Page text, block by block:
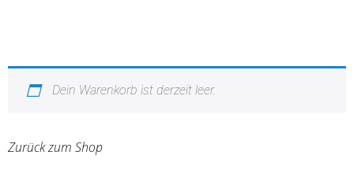
Dein Warenkorb ist derzeit leer.
Zurück zum Shop